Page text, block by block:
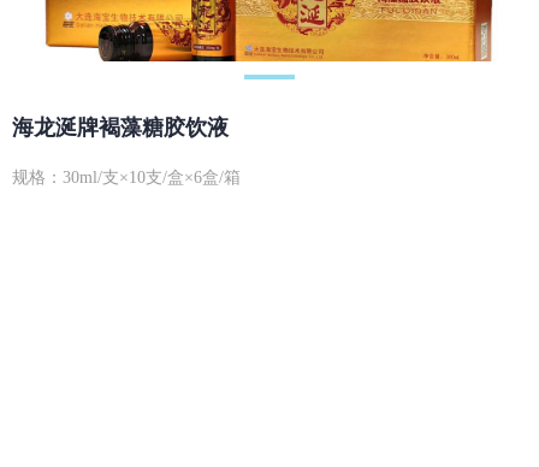
海龙涎牌褐藻糖胶饮液
规格：30ml/支×10支/盒×6盒/箱